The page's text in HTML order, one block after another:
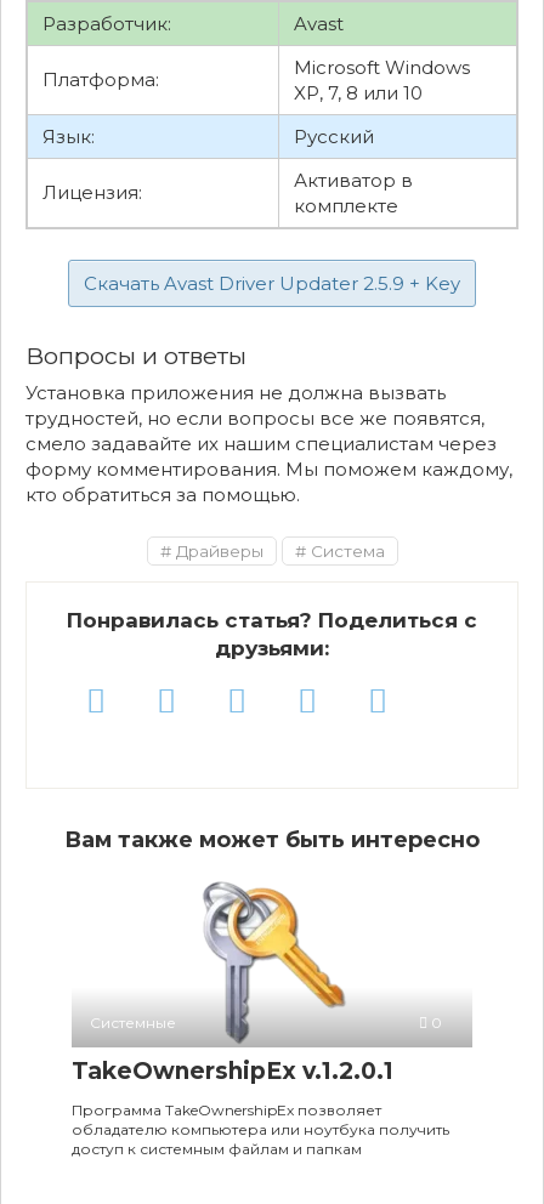
Разработчик: Avast
Платформа:
Microsoft Windows
XP, 7, 8 или 10
Язык:
Русский
Лицензия:
Активатор в
комплекте
Скачать Avast Driver Updater 2.5.9 + Key
Вопросы и ответы
Установка приложения не должна вызвать
трудностей, но если вопросы все же появятся,
смело задавайте их нашим специалистам через
форму комментирования. Мы поможем каждому,
кто обратиться за помощью.
Драйверы Система
Понравилась статья? Поделиться с
друзьями:
Вам также может быть интересно
Системные 0
TakeOwnershipEx v.1.2.0.1
Программа TakeOwnershipEx позволяет
обладателю компьютера или ноутбука получить
доступ к системным файлам и папкам